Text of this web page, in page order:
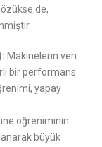
de,
Makinelerin veri
bir performans
yapay
öğreniminin
büyük